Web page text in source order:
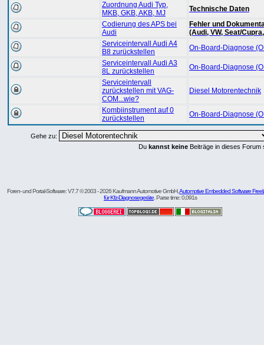
Zuordnung Audi Typ,
MKB, GKB, AKB, MJ
Technische Daten
Codierung des APS bei
Audi
Fehler und
(Audi, VW, Seat/
Serviceintervall Audi A4
B8 zurückstellen
On-Board-Diagnose
Serviceintervall Audi A3
8L zurückstellen
On-Board-Diagnose
Serviceintervall
zurückstellen mit VAG-
COM...wie?
Diesel Motorentechnik
Kombiinstrument auf 0
zurückstellen
On-Board-Diagnose
Gehe zu:
Du kannst keine Beiträge in dieses Forum
Foren- und Portal-Software: V7.7 © 2003 - 2026 Kaufmann Automotive GmbH,Automotive Embedded Software
für Kfz-Diagnosegeräte . Parse time: 0,091s